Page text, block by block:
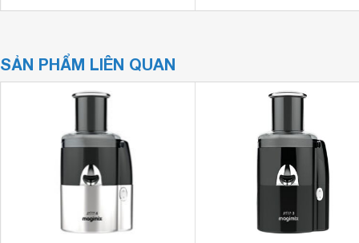
SẢN PHẨM LIÊN QUAN